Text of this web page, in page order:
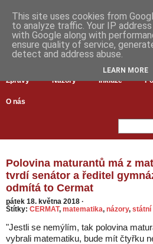
Zprávy Názory Inkluze
O nás
Polovina maturantů má z
tvrdí senátor a ředitel
odmítá to Cermat
pátek 18. května 2018 ·
Štítky: CERMAT, matematika, názory, státní
"Jestli se nemýlím, tak polovina
vybrali matematiku, bude mít čtyřku
This site uses cookies from
to analyze traffic. Your IP
with Google along with
ensure quality of service,
detect and address abuse.
LEARN MORE